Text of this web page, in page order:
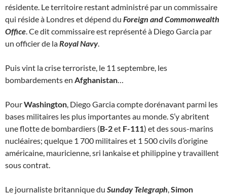
résidente. Le territoire restant administré par un commissaire
qui réside à Londres et dépend du Foreign and Commonwealth
Office. Ce dit commissaire est représenté à Diego Garcia par
un officier de laRoyal Navy.
Puis vint la crise terroriste, le 11 septembre, les
bombardements en Afghanistan…
PourWashington, Diego Garcia compte dorénavant parmi les
bases militaires les plus importantes au monde. S’y abritent
une flotte de bombardiers (B-2et F-111) et des sous-marins
nucléaires; quelque 1 700 militaires et 1 500 civils d’origine
américaine, mauricienne, sri lankaise et philippine y travaillent
sous contrat.
Le journaliste britannique du Sunday Telegraph,Simon